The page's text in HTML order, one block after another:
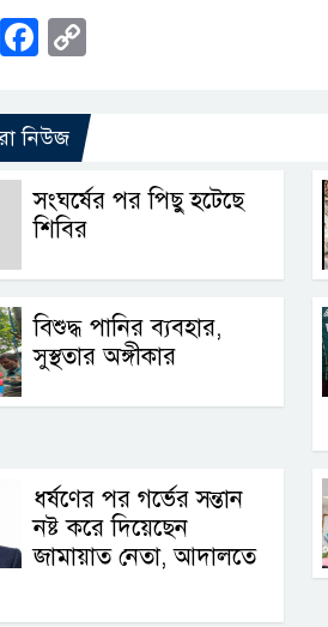
Messenger
Facebook
নিউজ
সংঘর্ষের পর পিছু হটেছে
শিবির
বিশুদ্ধ পানির ব্যবহার,
সুস্থতার অঙ্গীকার
ধর্ষণের পর গর্ভের সন্তান
নষ্ট করে দিয়েছেন
জামায়াত নেতা, আদালতে